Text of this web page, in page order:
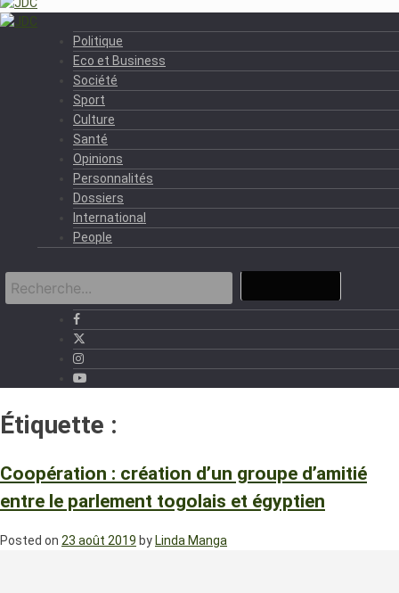
Politique
Eco et Business
Société
Sport
Culture
Santé
Opinions
Personnalités
Dossiers
International
People
Étiquette :
Coopération : création d’un groupe d’amitié
entre le parlement togolais et égyptien
Posted on 23 août 2019 by Linda Manga